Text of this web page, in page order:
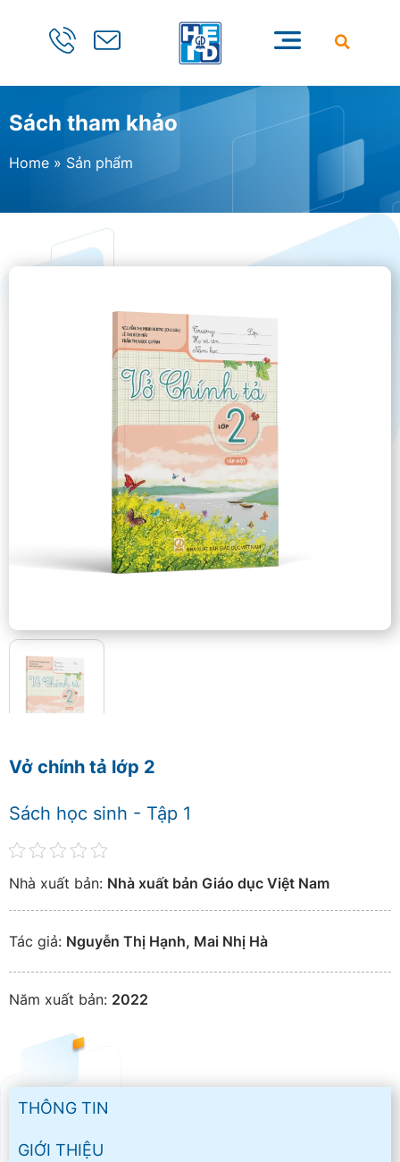
Sách tham khảo
Home » Sản phẩm
Vở chính tả lớp 2
Sách học sinh - Tập 1
Nhà xuất bản: Nhà xuất bản Giáo dục Việt Nam
Tác giả: Nguyễn Thị Hạnh, Mai Nhị Hà
Năm xuất bản: 2022
THÔNG TIN
GIỚI THIỆU